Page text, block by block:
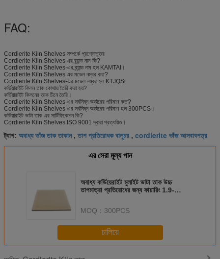
FAQ:
Cordierite Kiln Shelves সম্পর্কে প্রশ্নোত্তর
Cordierite Kiln Shelves এর ব্র্যান্ড নাম কি?
Cordierite Kiln Shelves-এর ব্র্যান্ড নাম হল KAMTAI।
Cordierite Kiln Shelves এর মডেল নম্বর কত?
Cordierite Kiln Shelves-এর মডেল নম্বর হল KTJQS৷
কর্ডিয়ারাইট কিলন তাক কোথায় তৈরি করা হয়?
কর্ডিয়ারাইট কিলনের তাক চীনে তৈরি।
Cordierite Kiln Shelves-এর সর্বনিম্ন অর্ডারের পরিমাণ কত?
Cordierite Kiln Shelves-এর সর্বনিম্ন অর্ডারের পরিমাণ হল 300PCS।
কর্ডিয়ারাইট ভাটা তাক এর সার্টিফিকেশন কি?
Cordierite Kiln Shelves ISO 9001 দ্বারা প্রত্যয়িত।
ট্যাগ: অবাধ্য ভাঁজ তাক তাকান,তাপ প্রতিরোধক বালুচর , cordierite ভাঁজ আসবাবপত্র
এর সেরা মূল্য পান
অবাধ্য কর্ডিয়েরাইট মুলাইট ভাটা তাক উচ্চ
তাপমাত্রা প্রতিরোধের জন্য ফায়ারিং 1.9-
MOQ： 300PCS
চালিয়ে